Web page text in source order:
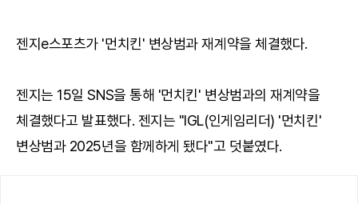
젠지e스포츠가 '먼치킨' 변상범과 재계약을 체결했다.
젠지는 15일 SNS을 통해 '먼치킨' 변상범과의 재계약을
체결했다고 발표했다. 젠지는 "IGL(인게임리더) '먼치킨'
변상범과 2025년을 함께하게 됐다"고 덧붙였다.